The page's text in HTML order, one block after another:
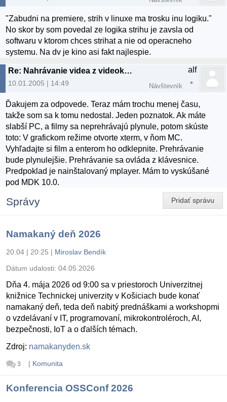
"Zabudni na premiere, strih v linuxe ma trosku inu logiku."
No skor by som povedal ze logika strihu je zavsla od
softwaru v ktorom chces strihat a nie od operacneho
systemu. Na dv je kino asi fakt najlespie.
Re: Nahrávanie videa z videokamery
10.01.2005 | 14:49
alf
Návštevník
Ďakujem za odpovede. Teraz mám trochu menej času,
takže som sa k tomu nedostal. Jeden poznatok. Ak máte
slabší PC, a filmy sa neprehrávajú plynule, potom skúste
toto: V grafickom režime otvorte xterm, v ňom MC.
Vyhľadajte si film a enterom ho odklepnite. Prehrávanie
bude plynulejšie. Prehrávanie sa ovláda z klávesnice.
Predpoklad je nainštalovaný mplayer. Mám to vyskúšané
pod MDK 10.0.
Pridať správu
Správy
Namakaný deň 2026
20.04 | 20:25 | Miroslav Bendík
Dátum udalosti: 04.05.2026
Dňa 4. mája 2026 od 9:00 sa v priestoroch Univerzitnej
knižnice Technickej univerzity v Košiciach bude konať
namakaný deň, teda deň nabitý prednáškami a workshopmi
o vzdelávaní v IT, programovaní, mikrokontroléroch, AI,
bezpečnosti, IoT a o ďalších témach.
Zdroj: namakanyden.sk
3 | Komunita
Konferencia OSSConf 2026